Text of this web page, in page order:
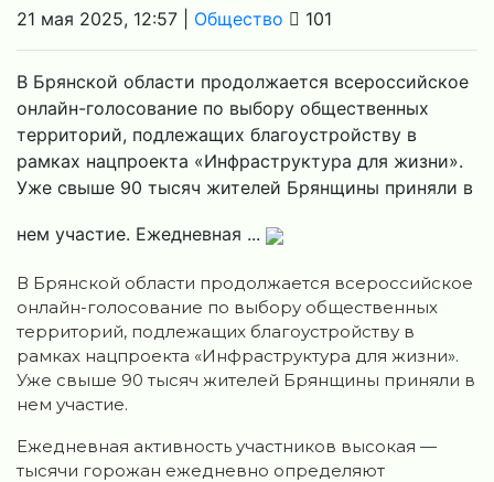
21 мая 2025, 12:57 | Общество 101
В Брянской области продолжается всероссийское
онлайн-голосование по выбору общественных
территорий, подлежащих благоустройству в
рамках нацпроекта «Инфраструктура для жизни».
Уже свыше 90 тысяч жителей Брянщины приняли в
нем участие. Ежедневная ...
В Брянской области продолжается всероссийское
онлайн-голосование по выбору общественных
территорий, подлежащих благоустройству в
рамках нацпроекта «Инфраструктура для жизни».
Уже свыше 90 тысяч жителей Брянщины приняли в
нем участие.
Ежедневная активность участников высокая —
тысячи горожан ежедневно определяют